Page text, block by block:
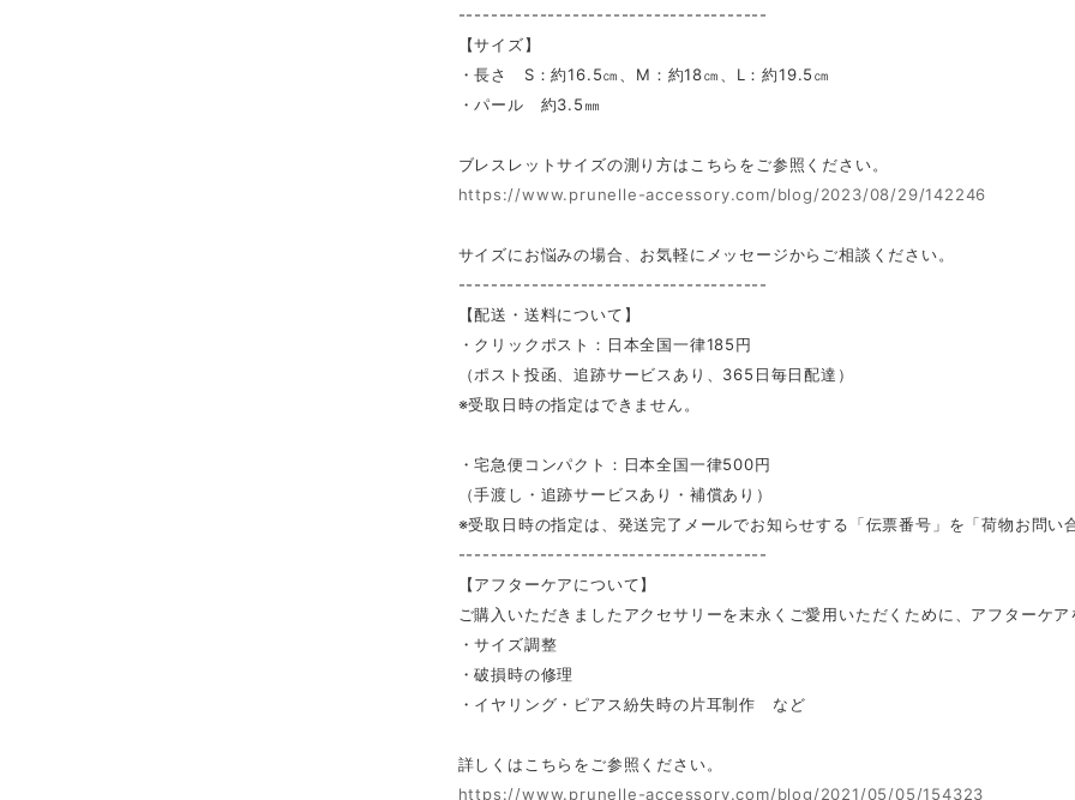
--------------------------------------
【サイズ】
・長さ S：約16.5㎝、M：約18㎝、L：約19.5㎝
・パール 約3.5㎜
ブレスレットサイズの測り方はこちらをご参照ください。
https://www.prunelle-accessory.com/blog/2023/08/29/142246
サイズにお悩みの場合、お気軽にメッセージからご相談ください。
--------------------------------------
【配送・送料について】
・クリックポスト：日本全国一律185円
（ポスト投函、追跡サービスあり、365日毎日配達）
※受取日時の指定はできません。
・宅急便コンパクト：日本全国一律500円
（手渡し・追跡サービスあり・補償あり）
※受取日時の指定は、発送完了メールでお知らせする「伝票番号」を「荷物お問い
--------------------------------------
【アフターケアについて】
ご購入いただきましたアクセサリーを末永くご愛用いただくために、アフターケア
・サイズ調整
・破損時の修理
・イヤリング・ピアス紛失時の片耳制作 など
詳しくはこちらをご参照ください。
https://www.prunelle-accessory.com/blog/2021/05/05/154323